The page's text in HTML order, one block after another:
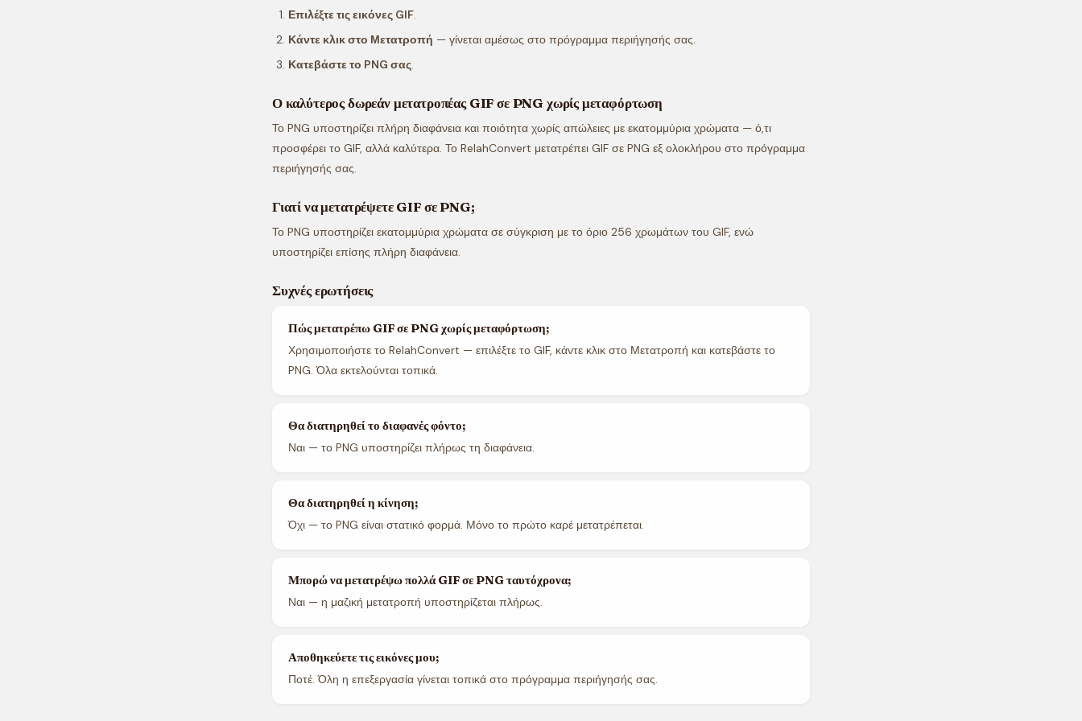
Επιλέξτε τις εικόνες GIF.
Κάντε κλικ στο Μετατροπή — γίνεται αμέσως στο πρόγραμμα περιήγησής σας.
Κατεβάστε το PNG σας.
Ο καλύτερος δωρεάν μετατροπέας GIF σε PNG χωρίς μεταφόρτωση
Το PNG υποστηρίζει πλήρη διαφάνεια και ποιότητα χωρίς απώλειες με εκατομμύρια χρώματα — ό,τι
προσφέρει το GIF, αλλά καλύτερα. Το RelahConvert μετατρέπει GIF σε PNG εξ ολοκλήρου στο πρόγραμμα
περιήγησής σας.
Γιατί να μετατρέψετε GIF σε PNG;
Το PNG υποστηρίζει εκατομμύρια χρώματα σε σύγκριση με το όριο 256 χρωμάτων του GIF, ενώ
υποστηρίζει επίσης πλήρη διαφάνεια.
Συχνές ερωτήσεις
Πώς μετατρέπω GIF σε PNG χωρίς μεταφόρτωση;
Χρησιμοποιήστε το RelahConvert — επιλέξτε το GIF, κάντε κλικ στο Μετατροπή και κατεβάστε το
PNG. Όλα εκτελούνται τοπικά.
Θα διατηρηθεί το διαφανές φόντο;
Ναι — το PNG υποστηρίζει πλήρως τη διαφάνεια.
Θα διατηρηθεί η κίνηση;
Όχι — το PNG είναι στατικό φορμά. Μόνο το πρώτο καρέ μετατρέπεται.
Μπορώ να μετατρέψω πολλά GIF σε PNG ταυτόχρονα;
Ναι — η μαζική μετατροπή υποστηρίζεται πλήρως.
Αποθηκεύετε τις εικόνες μου;
Ποτέ. Όλη η επεξεργασία γίνεται τοπικά στο πρόγραμμα περιήγησής σας.